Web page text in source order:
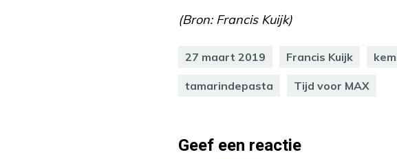
(Bron: Francis Kuijk)
27 maart 2019 Francis Kuijk
tamarindepasta Tijd voor MAX
Geef een reactie